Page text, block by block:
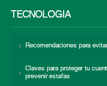
TECNOLOGÍA
Recomendaciones para
Claves para proteger tu
prevenir estafas